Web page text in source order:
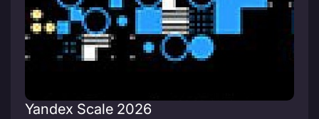
Yandex Scale 2026